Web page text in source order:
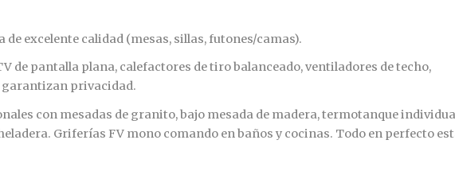
de excelente calidad (mesas, sillas, futones/camas).
de pantalla plana, calefactores de tiro balanceado, ventiladores de techo,
garantizan privacidad.
con mesadas de granito, bajo mesada de madera, termotanque
Griferías FV mono comando en baños y cocinas. Todo en perfecto